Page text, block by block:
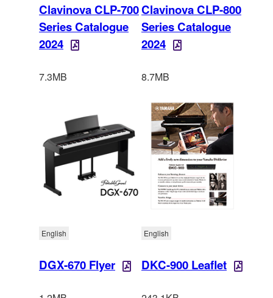
Clavinova CLP-700
Series Catalogue
2024
7.3MB
Clavinova CLP-800
Series Catalogue
2024
8.7MB
DGX-670 Flyer
English
DKC-900 Leaflet
English